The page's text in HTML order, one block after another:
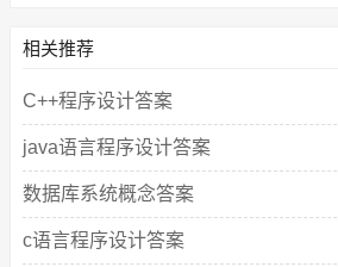
相关推荐
C++程序设计答案
java语言程序设计答案
数据库系统概念答案
c语言程序设计答案